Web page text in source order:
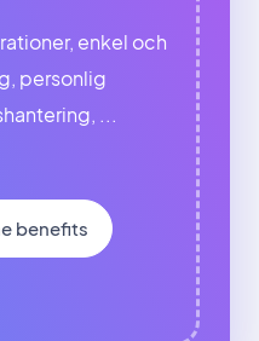
enkel och
personlig
...
benefits